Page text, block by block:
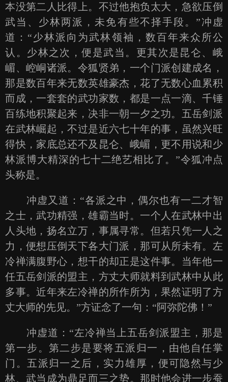
本没第二人比得上。不过他抱负太大，急欲压倒
武当、少林两派，未免有些不择手段。”冲虚
道：“少林派向为武林领袖，数百年来众所公
认。少林之次，便是武当。更其次是昆仑、峨
嵋、崆峒诸派。令狐贤弟，一个门派创建成名，
那是数百年来无数英雄豪杰，花了无数心血累积
而成，一套套的武功家数，都是一点一滴、千锤
百练地积聚起来，决非一朝一夕之功。五岳剑派
在武林崛起，不过是近六七十年的事，虽然兴旺
得快，家底总还不及昆仑、峨嵋，更不用说和少
林派博大精深的七十二绝艺相比了。”令狐冲点
头称是。
冲虚又道：“各派之中，偶尔也有一二才智
之士，武功精强，雄霸当时。一个人在武林中出
人头地，扬名立万，事属寻常。但若只凭一人之
力，便想压倒天下各大门派，那可从所未有。左
冷禅满腹野心，想干的却正是这件事。当年他一
任五岳剑派的盟主，方丈大师就料到武林中从此
多事。近年来左冷禅的所作所为，果然证明了方
丈大师的先见。”方证念了一句：“阿弥陀佛！”
冲虚道：“左冷禅当上五岳剑派盟主，那是
第一步。第二步是要将五派归一，由他自任掌
门。五派归一之后，实力雄厚，便可隐然与少
林、武当成为鼎足而三之势。那时他会进一步蚕